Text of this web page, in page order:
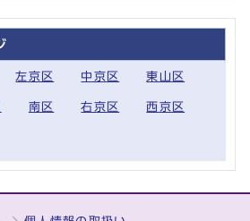
左京区 中京区 東山区
南区 右京区 西京区